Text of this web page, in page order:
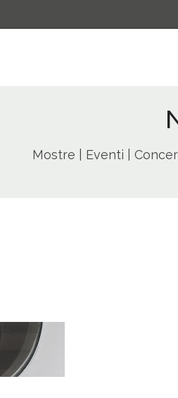
Mostre | Eventi |